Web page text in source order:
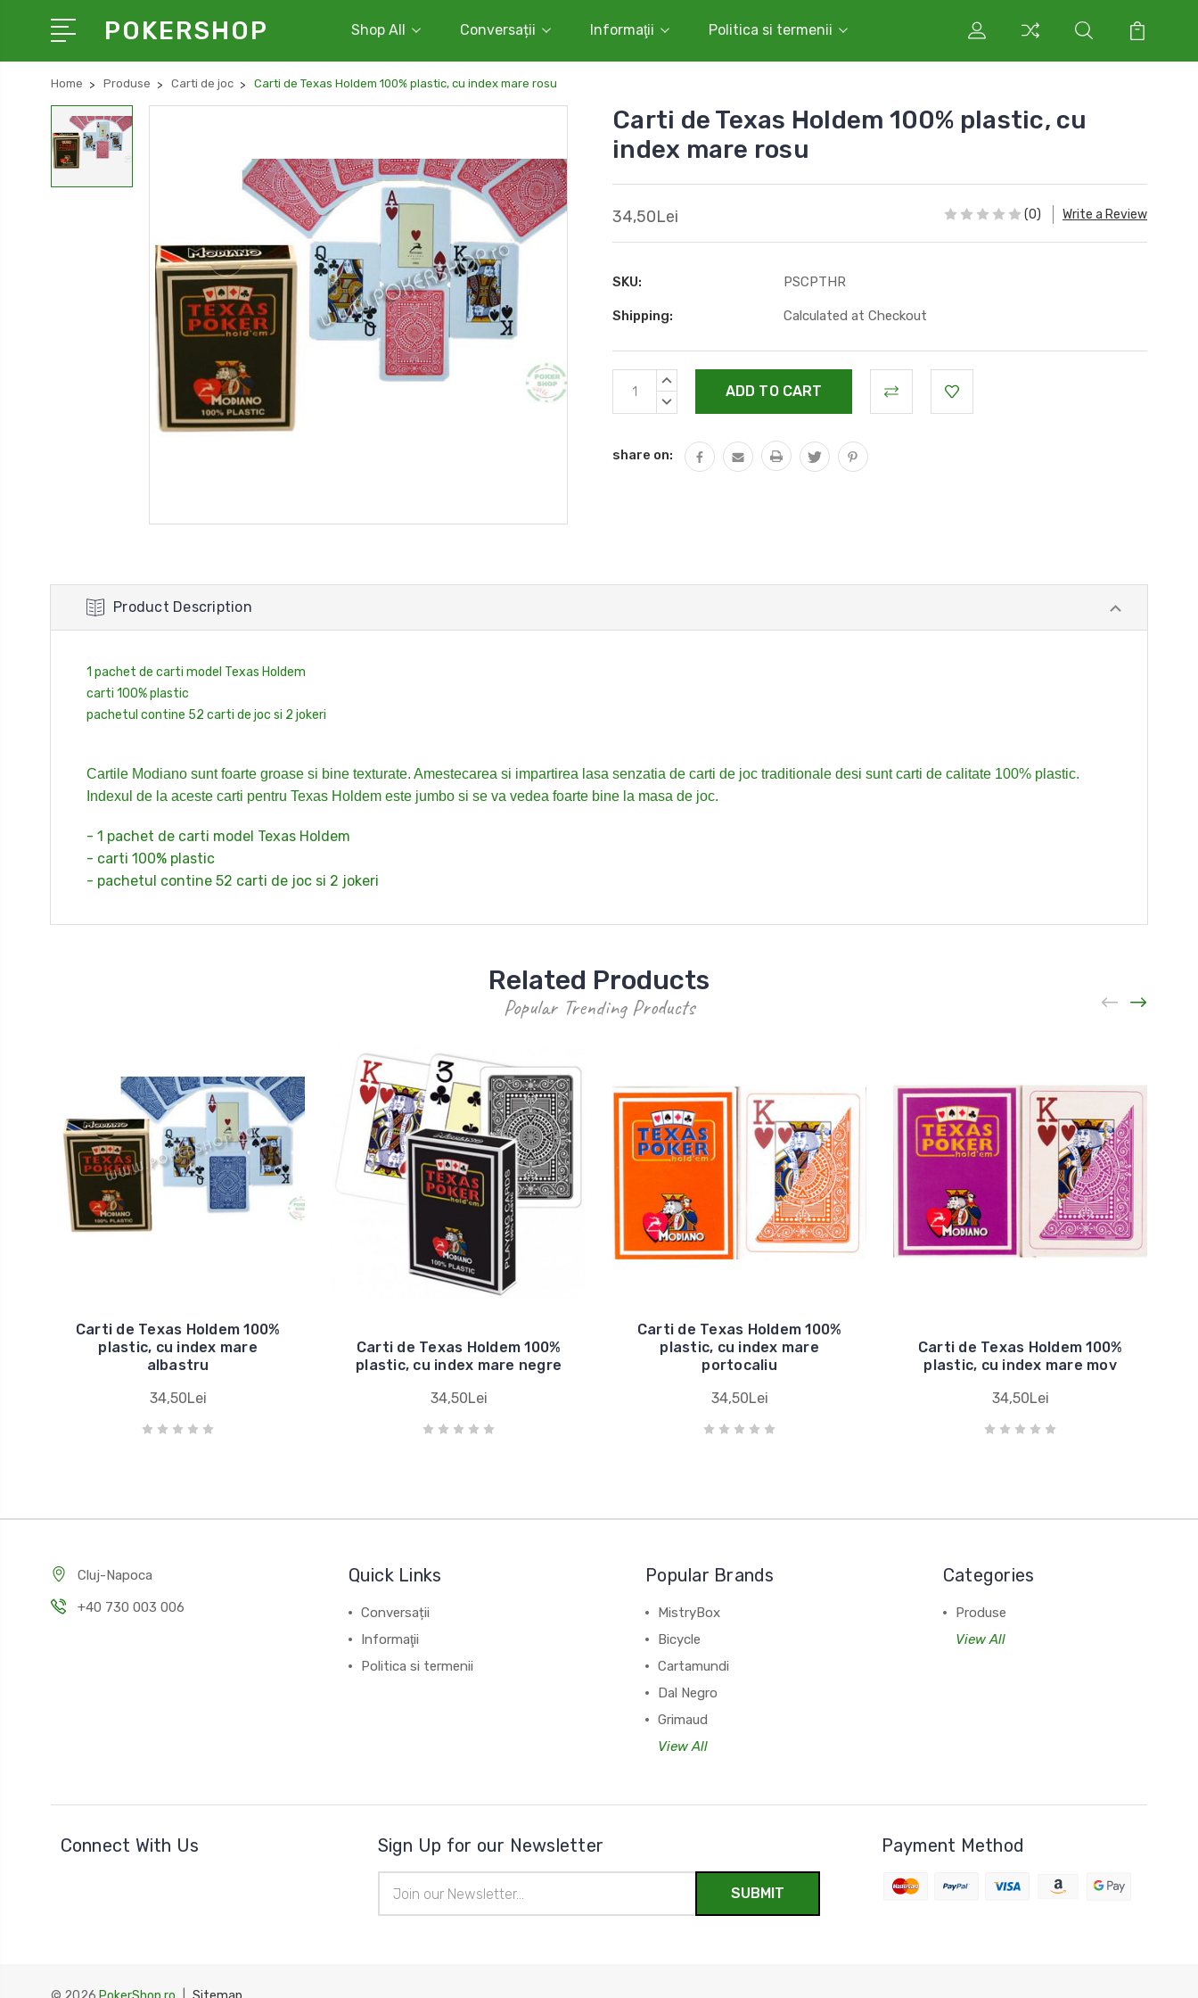
POKERSHOP Shop All Conversații Informaţii Politica si termenii
Home Produse Carti de joc Carti de Texas Holdem 100% plastic, cu index mare rosu
Carti de Texas Holdem 100% plastic, cu
index mare rosu
34,50Lei (0) Write a Review
SKU: PSCPTHR
Shipping: Calculated at Checkout
Current
Stock:
INCREASE
DECREASE
share on:
Product Description
1 pachet de carti model Texas Holdem
carti 100% plastic
pachetul contine 52 carti de joc si 2 jokeri
Cartile Modiano sunt foarte groase si bine texturate. Amestecarea si impartirea lasa senzatia de carti de joc traditionale desi sunt carti de calitate 100% plastic.
Indexul de la aceste carti pentru Texas Holdem este jumbo si se va vedea foarte bine la masa de joc.
- 1 pachet de carti model Texas Holdem
- carti 100% plastic
- pachetul contine 52 carti de joc si 2 jokeri
Related Products
Popular Trending Products
Carti de Texas Holdem 100%
plastic, cu index mare
albastru
34,50Lei
Carti de Texas Holdem 100%
plastic, cu index mare negre
34,50Lei
Carti de Texas Holdem 100%
plastic, cu index mare
portocaliu
34,50Lei
Carti de Texas Holdem 100%
plastic, cu index mare mov
34,50Lei
Cluj-Napoca
+40 730 003 006
Quick Links
Conversații
Informaţii
Politica si termenii
Popular Brands
MistryBox
Bicycle
Cartamundi
Dal Negro
Grimaud
View All
Categories
Produse
View All
Connect With Us Sign Up for our Newsletter
Address
Payment Method